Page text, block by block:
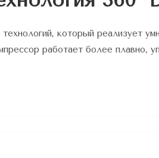
который реализует
работает более плавно,